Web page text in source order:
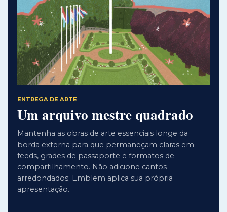
ENTREGA DE ARTE
Um arquivo mestre quadrado
Mantenha as obras de arte essenciais longe da
borda externa para que permaneçam claras em
feeds, grades de passaporte e formatos de
compartilhamento. Não adicione cantos
arredondados; Emblem aplica sua própria
apresentação.